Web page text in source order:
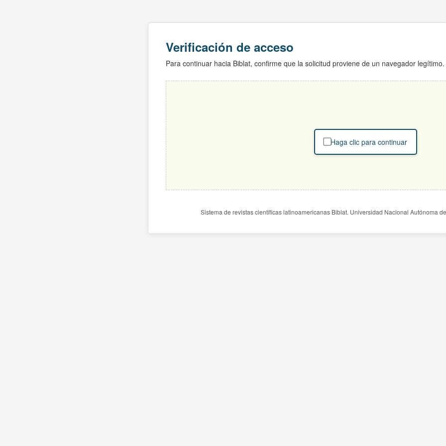
Verificación de acceso
Para continuar hacia Biblat, confirme que la solicitud proviene de un navegador legítimo.
Haga clic para continuar
Sistema de revistas científicas latinoamericanas Biblat. Universidad Nacional Autónoma